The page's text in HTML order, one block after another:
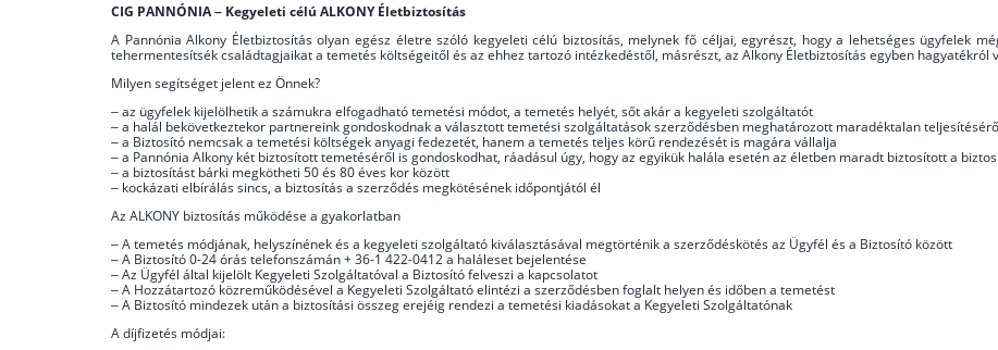
CIG PANNÓNIA – Kegyeleti célú ALKONY Életbiztosítás
A Pannónia Alkony Életbiztosítás olyan egész életre szóló kegyeleti célú biztosítás, melynek fő céljai, egyrészt, hogy a lehetséges ügyfelek
tehermentesítsék családtagjaikat a temetés költségeitől és az ehhez tartozó intézkedéstől, másrészt, az Alkony Életbiztosítás egyben hagyatékról
Milyen segítséget jelent ez Önnek?
– az ügyfelek kijelölhetik a számukra elfogadható temetési módot, a temetés helyét, sőt akár a kegyeleti szolgáltatót
– a halál bekövetkeztekor partnereink gondoskodnak a választott temetési szolgáltatások szerződésben meghatározott maradéktalan
– a Biztosító nemcsak a temetési költségek anyagi fedezetét, hanem a temetés teljes körű rendezését is magára vállalja
– a Pannónia Alkony két biztosított temetéséről is gondoskodhat, ráadásul úgy, hogy az egyikük halála esetén az életben maradt biztosított a
– a biztosítást bárki megkötheti 50 és 80 éves kor között
– kockázati elbírálás sincs, a biztosítás a szerződés megkötésének időpontjától él
Az ALKONY biztosítás működése a gyakorlatban
– A temetés módjának, helyszínének és a kegyeleti szolgáltató kiválasztásával megtörténik a szerződéskötés az Ügyfél és a Biztosító között
– A Biztosító 0-24 órás telefonszámán + 36-1 422-0412 a haláleset bejelentése
– Az Ügyfél által kijelölt Kegyeleti Szolgáltatóval a Biztosító felveszi a kapcsolatot
– A Hozzátartozó közreműködésével a Kegyeleti Szolgáltató elintézi a szerződésben foglalt helyen és időben a temetést
– A Biztosító mindezek után a biztosítási összeg erejéig rendezi a temetési kiadásokat a Kegyeleti Szolgáltatónak
A díjfizetés módjai: